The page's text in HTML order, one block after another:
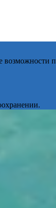
возможности